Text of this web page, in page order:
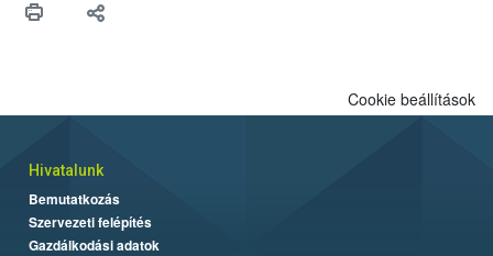
felhasználók számára is elérhető és ökológiai termesztésben is
Cookie beállítások
Hivatalunk
Bemutatkozás
Szervezeti felépítés
Gazdálkodási adatok